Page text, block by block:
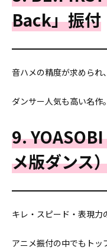
Back」振付
音ハメの精度が求められ
ダンサー人気も高い名作。
9.
メ版ダンス
キレ・スピード・表現力
アニメ振付の中でもトッ